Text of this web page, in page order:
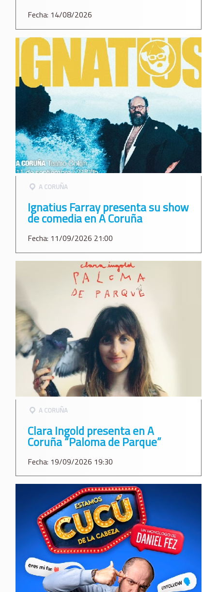
Fecha: 14/08/2026
A CORUÑA
Ignatius Farray presenta su show
de comedia en A Coruña
Fecha: 11/09/2026 21:00
A CORUÑA
Clara Ingold presenta en A
Coruña “Paloma de Parque”
Fecha: 19/09/2026 19:30